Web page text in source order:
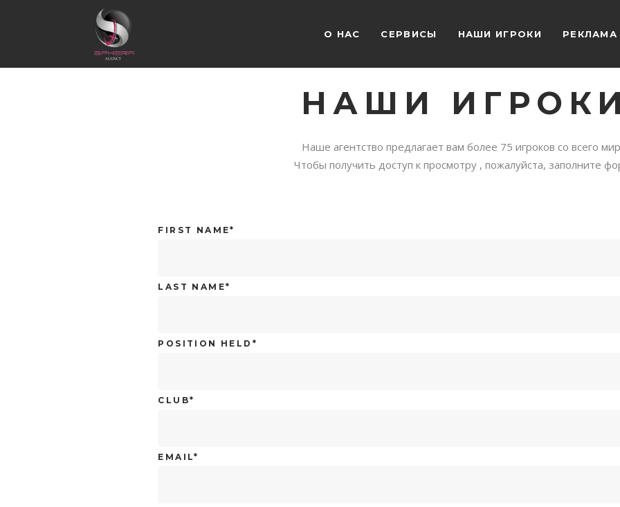
O НАС СЕРВИСЫ НАШИ ИГРОКИ РЕКЛАМА
НАШИ ИГРОКИ
Наше агентство предлагает вам более 75 игроков со всего
Чтобы получить доступ к просмотру , пожалуйста, заполните
FIRST NAME*
LAST NAME*
POSITION HELD*
CLUB*
EMAIL*